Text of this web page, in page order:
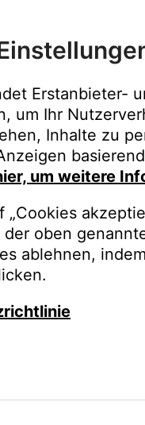
Erstanbieter-
um Ihr
Inhalte zu
um weitere
„Cookies
oben
ablehnen,